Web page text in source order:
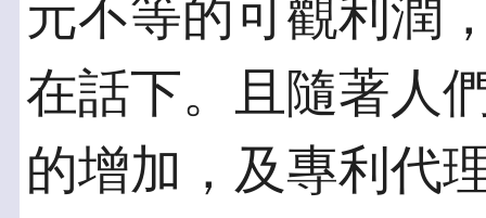
元不等的可觀利潤
在話下。且隨著人
的增加，及專利代